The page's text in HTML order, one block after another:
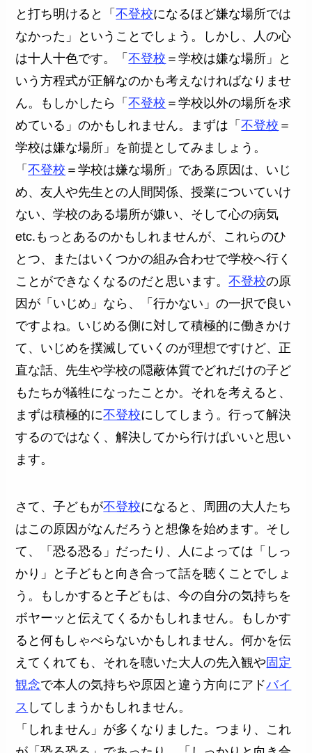
と打ち明けると「不登校になるほど嫌な場所では
なかった」ということでしょう。しかし、人の心
は十人十色です。「不登校 ＝学校は嫌な場所」と
いう方程式が正解なのかも考えなければなりませ
ん。もしかしたら「不登校 ＝学校以外の場所を求
めている」のかもしれません。まずは「不登校 ＝
学校は嫌な場所」を前提としてみましょう。
「不登校 ＝学校は嫌な場所」である原因は、いじ
め、友人や先生との人間関係、授業についていけ
ない、学校のある場所が嫌い、そして心の病気
etc.もっとあるのかもしれませんが、これらのひ
とつ、またはいくつかの組み合わせで学校へ行く
ことができなくなるのだと思います。不登校の原
因が「いじめ」なら、「行かない」の一択で良い
ですよね。いじめる側に対して積極的に働きかけ
て、いじめを撲滅していくのが理想ですけど、正
直な話、先生や学校の隠蔽体質でどれだけの子ど
もたちが犠牲になったことか。それを考えると、
まずは積極的に不登校にしてしまう。行って解決
するのではなく、解決してから行けばいいと思い
ます。
さて、子どもが不登校になると、周囲の大人たち
はこの原因がなんだろうと想像を始めます。そし
て、「恐る恐る」だったり、人によっては「しっ
かり」と子どもと向き合って話を聴くことでしょ
う。もしかすると子どもは、今の自分の気持ちを
ボヤーッと伝えてくるかもしれません。もしかす
ると何もしゃべらないかもしれません。何かを伝
えてくれても、それを聴いた大人の先入観や固定
観念で本人の気持ちや原因と違う方向にアドバイ
ス してしまうかもしれません。
「しれません」が多くなりました。つまり、これ